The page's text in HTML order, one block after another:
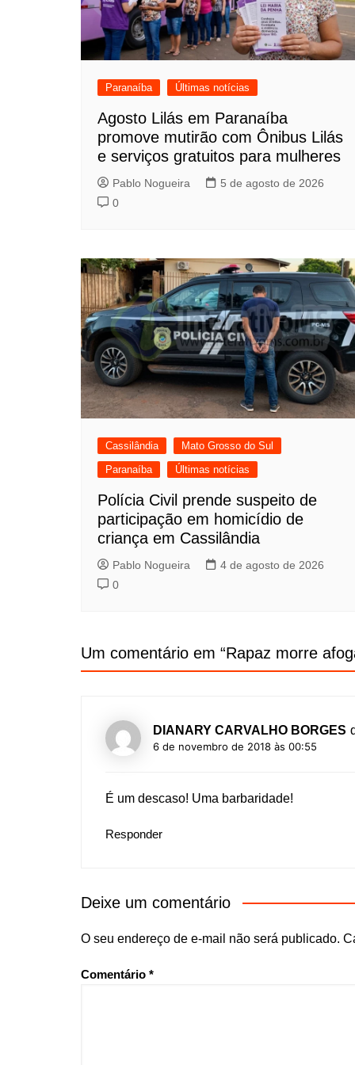
Paranaíba Últimas notícias
Agosto Lilás em Paranaíba
promove mutirão com Ônibus Lilás
e serviços gratuitos para mulheres
Pablo Nogueira
5 de agosto de 2026
0
Cassilândia
Mato Grosso do Sul
Paranaíba
Últimas notícias
Polícia Civil prende suspeito de
participação em homicídio de
criança em Cassilândia
Pablo Nogueira
4 de agosto de 2026
0
Um comentário em “Rapaz morre
DIANARY CARVALHO BORGES
6 de novembro de 2018 às 00:55
É um descaso! Uma barbaridade!
Responder
Deixe um comentário
O seu endereço de e-mail não será publicado.
Comentário *